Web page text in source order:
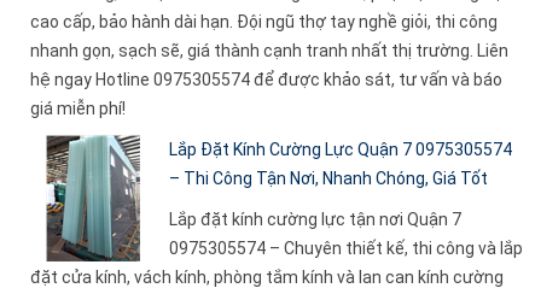
cao cấp, bảo hành dài hạn. Đội ngũ thợ tay nghề giỏi, thi công
nhanh gọn, sạch sẽ, giá thành cạnh tranh nhất thị trường. Liên
hệ ngay Hotline 0975305574 để được khảo sát, tư vấn và báo
giá miễn phí!
Lắp Đặt Kính Cường Lực Quận 7 0975305574
– Thi Công Tận Nơi, Nhanh Chóng, Giá Tốt
Lắp đặt kính cường lực tận nơi Quận 7
0975305574 – Chuyên thiết kế, thi công và lắp
đặt cửa kính, vách kính, phòng tắm kính và lan can kính cường